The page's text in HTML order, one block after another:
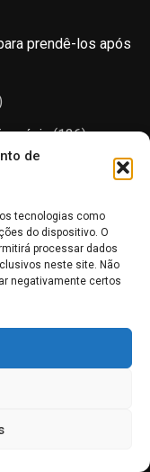
de
tecnologias como
do dispositivo. O
processar dados
neste site. Não
negativamente certos
prendê-los após
(136)
histórico para o
(135)